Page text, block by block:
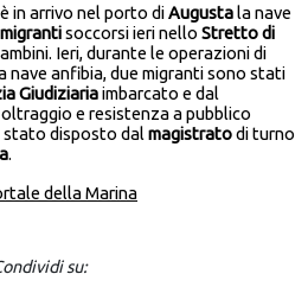
in arrivo nel porto diAugustala nave
migrantisoccorsi ieri nello Stretto di
Ieri, durante le operazioni di
nave anfibia, due migranti sono stati
Giudiziariaimbarcato e dal
e resistenza a pubblico
stato disposto dal magistratodi turno
.
della Marina
su: